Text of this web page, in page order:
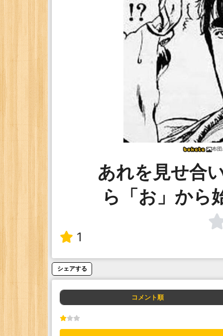
布団
あれを見せ合
ら「お」か
1
シェアする
コメント順